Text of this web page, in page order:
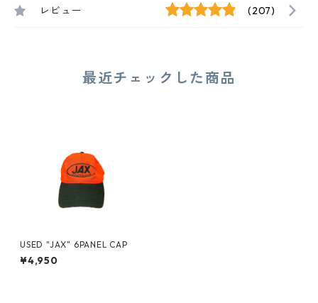
レビュー (207)
最近チェックした商品
USED "JAX" 6PANEL CAP
¥4,950